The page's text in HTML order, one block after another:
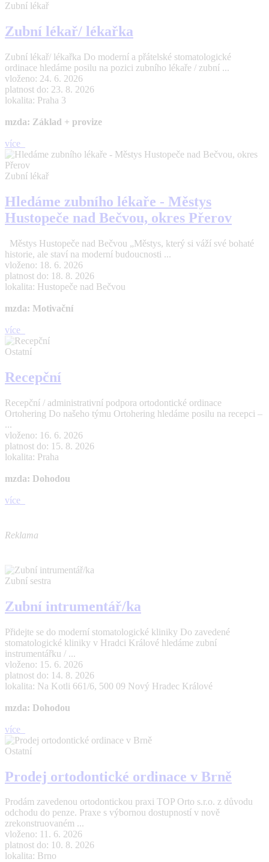
Zubní lékař
Zubní lékař/ lékařka
Zubní lékař/ lékařka Do moderní a přátelské stomatologické
ordinace hledáme posilu na pozici zubního lékaře / zubní ...
vloženo: 24. 6. 2026
platnost do: 23. 8. 2026
lokalita: Praha 3
mzda: Základ + provize
více
Zubní lékař
Hledáme zubního lékaře - Městys
Hustopeče nad Bečvou, okres Přerov
Městys Hustopeče nad Bečvou „Městys, který si váží své bohaté
historie, ale staví na moderní budoucnosti ...
vloženo: 18. 6. 2026
platnost do: 18. 8. 2026
lokalita: Hustopeče nad Bečvou
mzda: Motivační
více
Ostatní
Recepční
Recepční / administrativní podpora ortodontické ordinace
Ortohering Do našeho týmu Ortohering hledáme posilu na recepci –
...
vloženo: 16. 6. 2026
platnost do: 15. 8. 2026
lokalita: Praha
mzda: Dohodou
více
Reklama
Zubní sestra
Zubní intrumentář/ka
Přidejte se do moderní stomatologické kliniky Do zavedené
stomatologické kliniky v Hradci Králové hledáme zubní
instrumentářku / ...
vloženo: 15. 6. 2026
platnost do: 14. 8. 2026
lokalita: Na Kotli 661/6, 500 09 Nový Hradec Králové
mzda: Dohodou
více
Ostatní
Prodej ortodontické ordinace v Brně
Prodám zavedenou ortodontickou praxi TOP Orto s.r.o. z důvodu
odchodu do penze. Praxe s výbornou dostupností v nově
zrekonstruovaném ...
vloženo: 11. 6. 2026
platnost do: 10. 8. 2026
lokalita: Brno